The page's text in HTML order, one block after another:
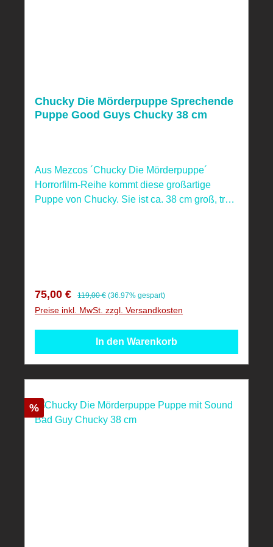
Chucky Die Mörderpuppe Sprechende
Puppe Good Guys Chucky 38 cm
Aus Mezcos ´Chucky Die Mörderpuppe´
Horrorfilm-Reihe kommt diese großartige
Puppe von Chucky. Sie ist ca. 38 cm groß, trägt
Verkaufspreis:
75,00 € Regulärer Preis:
119,00 € (36.97% gespart)
Preise inkl. MwSt. zzgl. Versandkosten
In den Warenkorb
Rabatt
%